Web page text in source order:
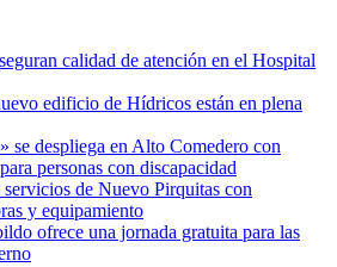
calidad de atención en el Hospital
edificio de Hídricos están en plena
se despliega en Alto Comedero con
personas con discapacidad
de Nuevo Pirquitas con
y equipamiento
ofrece una jornada gratuita para las